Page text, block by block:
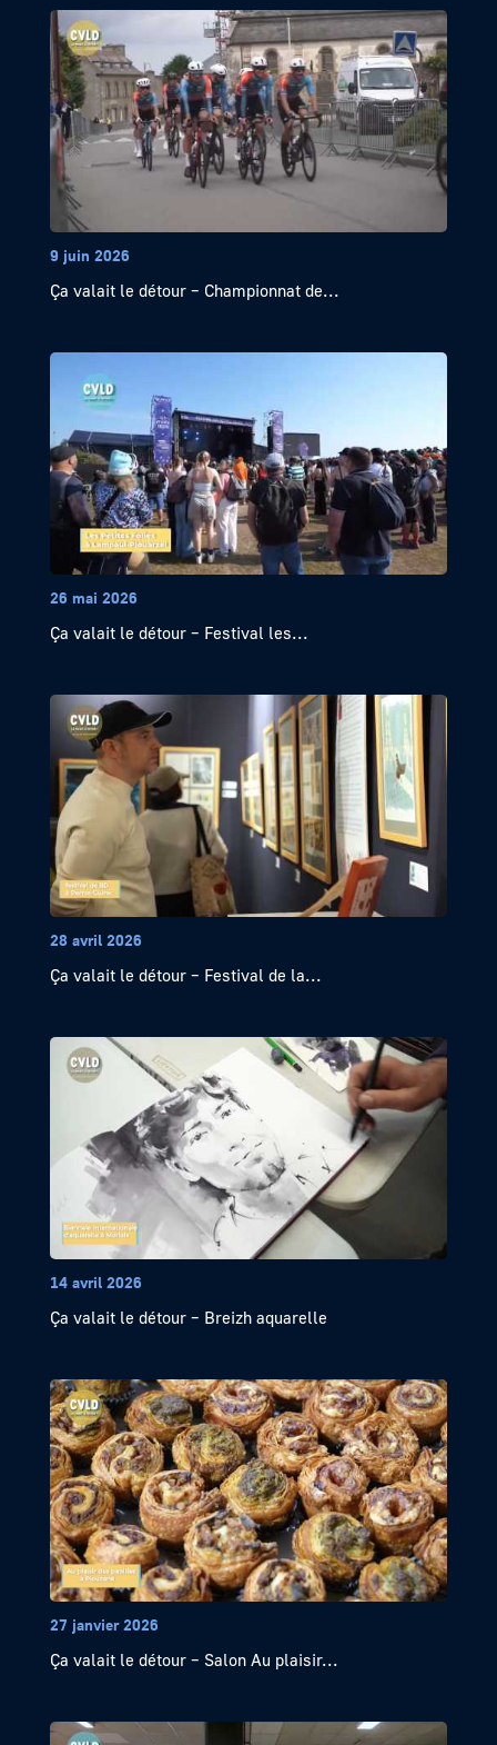
9 juin 2026
Ça valait le détour – Championnat de...
26 mai 2026
Ça valait le détour – Festival les...
28 avril 2026
Ça valait le détour – Festival de la...
14 avril 2026
Ça valait le détour – Breizh aquarelle
27 janvier 2026
Ça valait le détour – Salon Au plaisir...